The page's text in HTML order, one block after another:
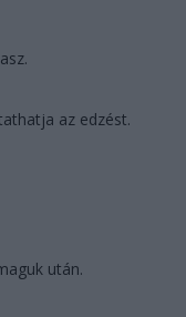
az edzést.
után.